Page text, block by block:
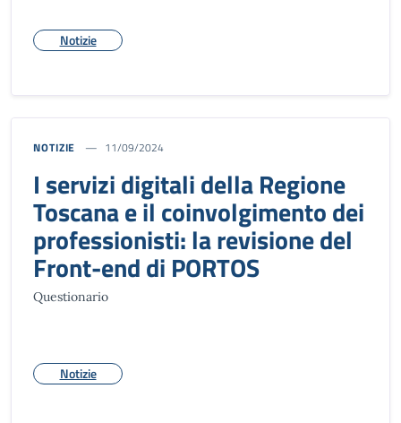
Notizie
NOTIZIE 11/09/2024
I servizi digitali della Regione
Toscana e il coinvolgimento dei
professionisti: la revisione del
Front-end di PORTOS
Questionario
Notizie